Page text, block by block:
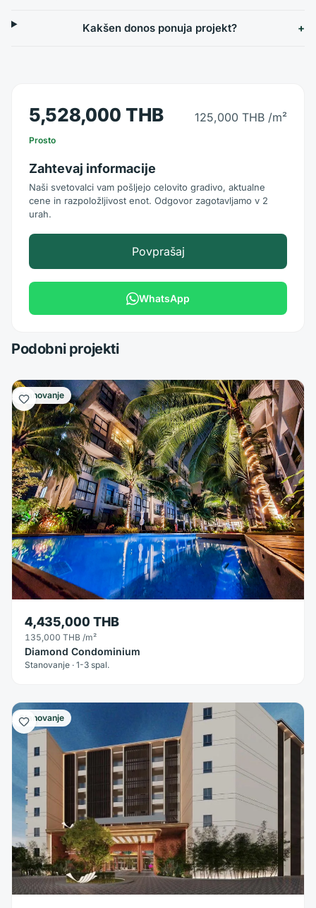
Kakšen donos ponuja projekt?
5,528,000 THB 125,000 THB /m²
Prosto
Zahtevaj informacije
Naši svetovalci vam pošljejo celovito gradivo, aktualne
cene in razpoložljivost enot. Odgovor zagotavljamo v 2
urah.
Povprašaj
WhatsApp
Podobni projekti
Stanovanje
4,435,000 THB
135,000 THB /m²
Diamond Condominium
Stanovanje · 1-3 spal.
Stanovanje